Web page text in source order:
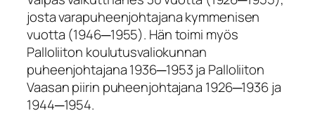
josta varapuheenjohtajana kymmenisen
vuotta (1946─1955). Hän toimi myös
Palloliiton koulutusvaliokunnan
puheenjohtajana 1936─1953 ja Palloliiton
Vaasan piirin puheenjohtajana 1926─1936 ja
1944─1954.